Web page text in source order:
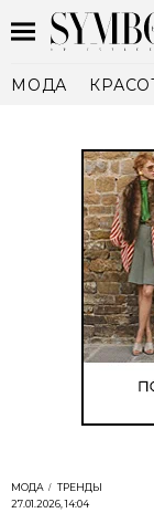
МОДА
МОДА
ТРЕНДЫ
27.01.2026, 14:04